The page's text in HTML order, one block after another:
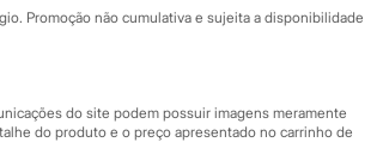
Fale conosco
Central de ética
Promoção não cumulativa e sujeita a disponibilidade
do site podem possuir imagens meramente
do produto e o preço apresentado no carrinho de